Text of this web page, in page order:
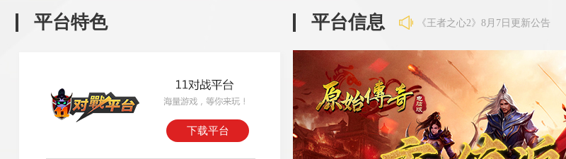
平台特色
下载平台
平台信息
《刀剑笑之霸刀》8月8日更新公告
《大话仙途》8月7日合服公告
《维京传奇》8月7日7点维护
《维京传奇》8月7日合区公告
《霸者天下》8月7日合服公告
《百战沙城》8月6日维护公告
《刀剑笑之霸刀》8月8日更新公告